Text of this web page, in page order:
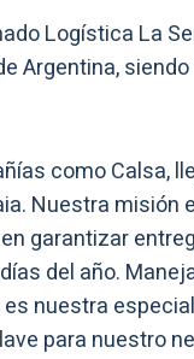
Logística La
Argentina,
como Calsa,
Nuestra misión
garantizar
del año.
nuestra
para nuestro